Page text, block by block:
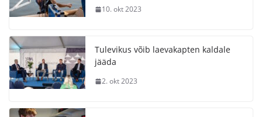
10. okt 2023
Tulevikus võib laevakapten kaldale
jääda
2. okt 2023